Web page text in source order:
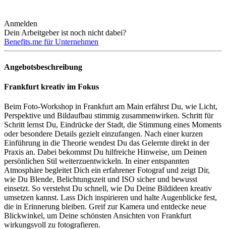
Anmelden
Dein Arbeitgeber ist noch nicht dabei?
Benefits.me für Unternehmen
Angebotsbeschreibung
Frankfurt kreativ im Fokus
Beim Foto-Workshop in Frankfurt am Main erfährst Du, wie Licht,
Perspektive und Bildaufbau stimmig zusammenwirken. Schritt für
Schritt lernst Du, Eindrücke der Stadt, die Stimmung eines Moments
oder besondere Details gezielt einzufangen. Nach einer kurzen
Einführung in die Theorie wendest Du das Gelernte direkt in der
Praxis an. Dabei bekommst Du hilfreiche Hinweise, um Deinen
persönlichen Stil weiterzuentwickeln. In einer entspannten
Atmosphäre begleitet Dich ein erfahrener Fotograf und zeigt Dir,
wie Du Blende, Belichtungszeit und ISO sicher und bewusst
einsetzt. So verstehst Du schnell, wie Du Deine Bildideen kreativ
umsetzen kannst. Lass Dich inspirieren und halte Augenblicke fest,
die in Erinnerung bleiben. Greif zur Kamera und entdecke neue
Blickwinkel, um Deine schönsten Ansichten von Frankfurt
wirkungsvoll zu fotografieren.